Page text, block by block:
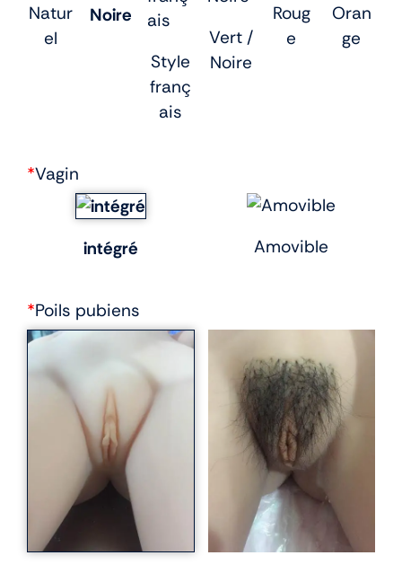
Natur
el
Noire
Style
franç
ais
Vert /
Noire
Roug
e
Oran
ge
*Vagin
intégré Amovible
*Poils pubiens